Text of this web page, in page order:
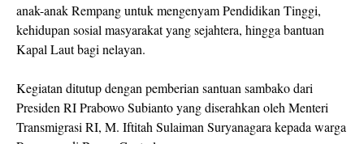
anak-anak Rempang untuk mengenyam Pendidikan Tinggi,
kehidupan sosial masyarakat yang sejahtera, hingga bantuan
Kapal Laut bagi nelayan.
Kegiatan ditutup dengan pemberian santuan sambako dari
Presiden RI Prabowo Subianto yang diserahkan oleh Menteri
Transmigrasi RI, M. Iftitah Sulaiman Suryanagara kepada warga